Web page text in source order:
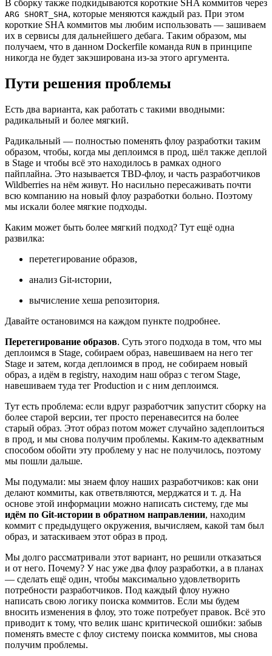
В сборку также подкидываются короткие SHA коммитов через
ARG SHORT_SHA, которые меняются каждый раз. При этом
короткие SHA коммитов мы любим использовать — зашиваем
их в сервисы для дальнейшего дебага. Таким образом, мы
получаем, что в данном Dockerfile команда RUN в принципе
никогда не будет закэширована из-за этого аргумента.
Пути решения проблемы
Есть два варианта, как работать с такими вводными:
радикальный и более мягкий.
Радикальный — полностью поменять флоу разработки таким
образом, чтобы, когда мы деплоимся в прод, шёл также деплой
в Stage и чтобы всё это находилось в рамках одного
пайплайна. Это называется TBD-флоу, и часть разработчиков
Wildberries на нём живут. Но насильно пересаживать почти
всю компанию на новый флоу разработки больно. Поэтому
мы искали более мягкие подходы.
Каким может быть более мягкий подход? Тут ещё одна
развилка:
перетегирование образов,
анализ Git-истории,
вычисление хеша репозитория.
Давайте остановимся на каждом пункте подробнее.
Перетегирование образов. Суть этого подхода в том, что мы
деплоимся в Stage, собираем образ, навешиваем на него тег
Stage и затем, когда деплоимся в прод, не собираем новый
образ, а идём в registry, находим наш образ с тегом Stage,
навешиваем туда тег Production и с ним деплоимся.
Тут есть проблема: если вдруг разработчик запустит сборку на
более старой версии, тег просто перенавесится на более
старый образ. Этот образ потом может случайно задеплоиться
в прод, и мы снова получим проблемы. Каким-то адекватным
способом обойти эту проблему у нас не получилось, поэтому
мы пошли дальше.
Мы подумали: мы знаем флоу наших разработчиков: как они
делают коммиты, как ответвляются, мерджатся и т. д. На
основе этой информации можно написать систему, где мы
идём по Git-истории в обратном направлении, находим
коммит с предыдущего окружения, вычисляем, какой там был
образ, и затаскиваем этот образ в прод.
Мы долго рассматривали этот вариант, но решили отказаться
и от него. Почему? У нас уже два флоу разработки, а в планах
— сделать ещё один, чтобы максимально удовлетворить
потребности разработчиков. Под каждый флоу нужно
написать свою логику поиска коммитов. Если мы будем
вносить изменения в флоу, это тоже потребует правок. Всё это
приводит к тому, что велик шанс критической ошибки: забыв
поменять вместе с флоу систему поиска коммитов, мы снова
получим проблемы.